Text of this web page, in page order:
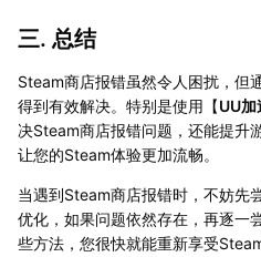
三. 总结
Steam商店报错虽然令人困扰，但
得到有效解决。特别是使用【UU加
决Steam商店报错问题，还能提升
让您的Steam体验更加流畅。
当遇到Steam商店报错时，不妨先
优化，如果问题依然存在，再逐一
些方法，您很快就能重新享受